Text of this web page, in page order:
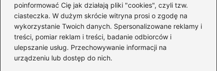
poinformować Cię jak działają pliki "cookies", czyli tzw.
ciasteczka. W dużym skrócie witryna prosi o zgodę na
wykorzystanie Twoich danych. Spersonalizowane reklamy i
treści, pomiar reklam i treści, badanie odbiorców i
ulepszanie usług. Przechowywanie informacji na
urządzeniu lub dostęp do nich.
Nazywam się Marek i od lat zgłębiam świat kobiecej mody,
w którym buty odgrywają pierwszoplanową rolę. Na
mójbut.pl pokazuję, że dobry styl zaczyna się od solidnej
pary obuwia — niezależnie od tego, czy mówimy o
eleganckich oxfordach, wygodnych sneakersach,
klasycznych loafersach czy butach, które przetrwają każdą
pogodę.